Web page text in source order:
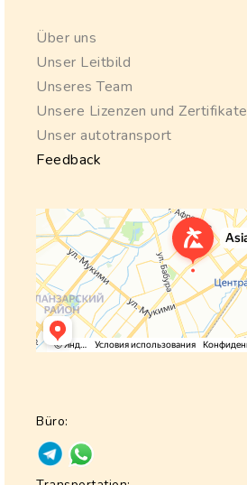
Über uns
Unser Leitbild
Unseres Team
Unsere Lizenzen und Zertifikate
Unser autotransport
Feedback
Büro: